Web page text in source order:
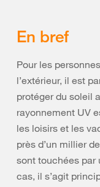
En bref
Pour les
l’extérieur, il est
protéger du soleil
rayonnement UV
les loisirs et les
près d’un millier
sont touchées par
cas, il s’agit